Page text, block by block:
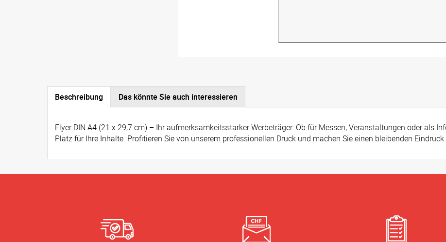
Beschreibung Das könnte Sie auch interessieren
Flyer DIN A4 (21 x 29,7 cm) – Ihr aufmerksamkeitsstarker Werbeträger. Ob für Messen, Veranstaltungen oder als
Platz für Ihre Inhalte. Profitieren Sie von unserem professionellen Druck und machen Sie einen bleibenden Eindruck.